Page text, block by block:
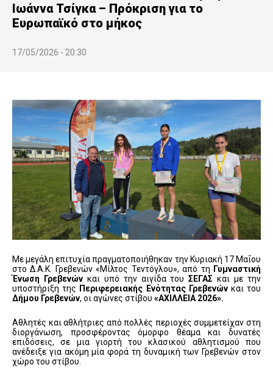
Ιωάννα Τσίγκα – Πρόκριση για το
Ευρωπαϊκό στο μήκος
17/05/2026 - 20:30
Με μεγάλη επιτυχία πραγματοποιήθηκαν την Κυριακή 17 Μαΐου
στο Δ.Α.Κ. Γρεβενών «Μίλτος Τεντόγλου», από τη Γυμναστική
Ένωση Γρεβενώνκαι υπό την αιγίδα τουΣΕΓΑΣ και με την
υποστήριξη της Περιφερειακής Ενότητας Γρεβενώνκαι του
Δήμου Γρεβενών, οι αγώνες στίβου «ΑΧΙΛΛΕΙΑ 2026».
Αθλητές και αθλήτριες από πολλές περιοχές συμμετείχαν στη
διοργάνωση, προσφέροντας όμορφο θέαμα και δυνατές
επιδόσεις, σε μια γιορτή του κλασικού αθλητισμού που
ανέδειξε για ακόμη μία φορά τη δυναμική των Γρεβενών στον
χώρο του στίβου.